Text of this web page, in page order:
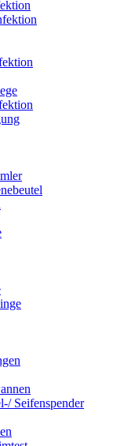
Seifenspender